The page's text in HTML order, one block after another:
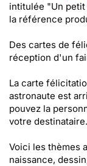
intitulée "Un
la référence
Des cartes de
réception d'un
La carte
astronaute est
pouvez la
votre
Voici les thèmes
naissance,